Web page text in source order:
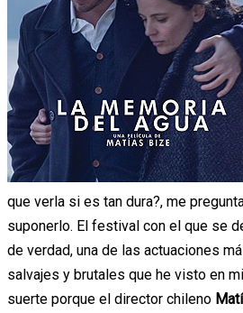
que verla si es tan dura?, me
suponerlo. El festival con el que se
de verdad, una de las actuaciones
salvajes y brutales que he visto en
suerte porque el director chileno